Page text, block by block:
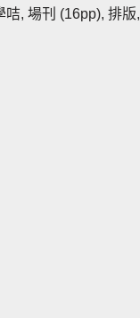
, 場刊 (16pp), 排版,